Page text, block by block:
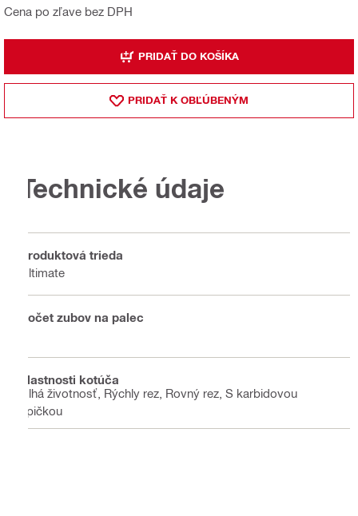
Cena po zľave bez DPH
PRIDAŤ DO KOŠÍKA
PRIDAŤ K OBĽÚBENÝM
Technické údaje
Produktová trieda
Ultimate
Počet zubov na palec
Vlastnosti kotúča
Dlhá životnosť, Rýchly rez, Rovný rez, S karbidovou
špičkou